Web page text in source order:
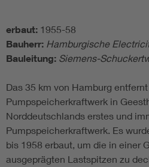
erbaut: 1955-58
Bauherr: Hamburgische
Bauleitung: Siemens-
Das 35 km von Hamburg
Pumpspeicherkraftwerk in
Norddeutschlands erstes und
Pumpspeicherkraftwerk. Es
bis 1958 erbaut, um die in einer
ausgeprägten Lastspitzen zu